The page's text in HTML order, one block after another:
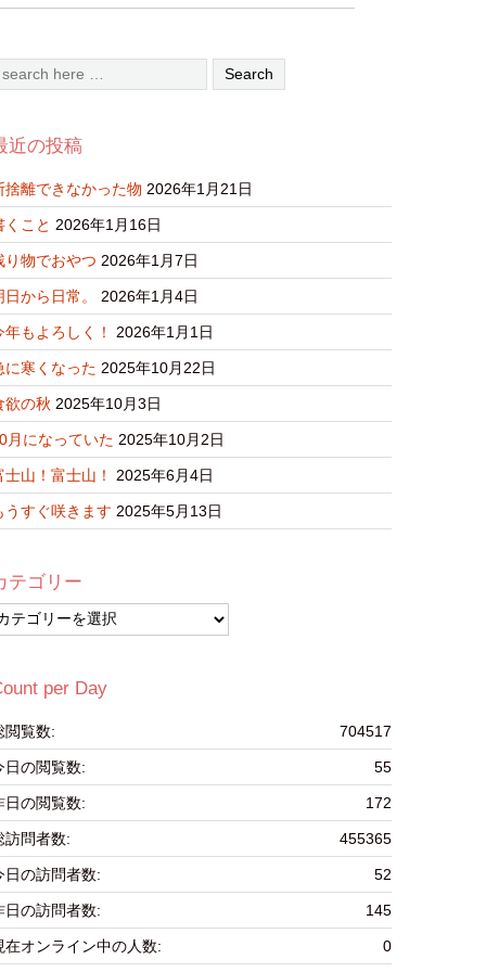
近の投稿
捨離できなかった物 2026年1月21日
くこと 2026年1月16日
り物でおやつ 2026年1月7日
日から日常。 2026年1月4日
年もよろしく！ 2026年1月1日
に寒くなった 2025年10月22日
欲の秋 2025年10月3日
月になっていた 2025年10月2日
士山！富士山！ 2025年6月4日
うすぐ咲きます 2025年5月13日
テゴリー
per Day
704517
閲覧数:
55
日の閲覧数:
172
日の閲覧数:
455365
訪問者数:
52
日の訪問者数:
145
日の訪問者数:
0
在オンライン中の人数: